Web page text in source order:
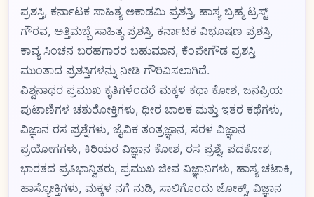
ಪ್ರಶಸ್ತಿ, ಕರ್ನಾಟಕ ಸಾಹಿತ್ಯ ಅಕಾಡಮಿ ಪ್ರಶಸ್ತಿ, ಹಾಸ್ಯ ಬ್ರಹ್ಮ ಟ್ರಸ್ಟ್‌
ಗೌರವ, ಅತ್ತಿಮಬ್ಬೆ ಸಾಹಿತ್ಯ ಪ್ರಶಸ್ತಿ, ಕರ್ನಾಟಕ ವಿಭೂಷಣ ಪ್ರಶಸ್ತಿ,
ಕಾವ್ಯ ಸಿಂಚನ ಬರಹಗಾರರ ಬಹುಮಾನ, ಕೆಂಪೇಗೌಡ ಪ್ರಶಸ್ತಿ
ಮುಂತಾದ ಪ್ರಶಸ್ತಿಗಳನ್ನು ನೀಡಿ ಗೌರಿವಿಸಲಾಗಿದೆ.
ವಿಶ್ವನಾಥರ ಪ್ರಮುಖ ಕೃತಿಗಳೆಂದರೆ ಮಕ್ಕಳ ಕಥಾ ಕೋಶ, ಜನಪ್ರಿಯ
ಪುಟಾಣಿಗಳ ಚತುರೋಕ್ತಿಗಳು, ಧೀರ ಬಾಲಕ ಮತ್ತು ಇತರ ಕಥೆಗಳು,
ವಿಜ್ಞಾನ ರಸ ಪ್ರಶ್ನೆಗಳು, ಜೈವಿಕ ತಂತ್ರಜ್ಞಾನ, ಸರಳ ವಿಜ್ಞಾನ
ಪ್ರಯೋಗಗಳು, ಕಿರಿಯರ ವಿಜ್ಞಾನ ಕೋಶ, ರಸ ಪ್ರಶ್ನೆ, ಪದಕೋಶ,
ಭಾರತದ ಪ್ರತಿಭಾನ್ವಿತರು, ಪ್ರಮುಖ ಜೀವ ವಿಜ್ಞಾನಿಗಳು, ಹಾಸ್ಯ ಚಟಾಕಿ,
ಹಾಸ್ಯೋಕ್ತಿಗಳು, ಮಕ್ಕಳ ನಗೆ ನುಡಿ, ಸಾಲಿಗೊಂದು ಜೋಕ್ಸ್‌, ವಿಜ್ಞಾನ